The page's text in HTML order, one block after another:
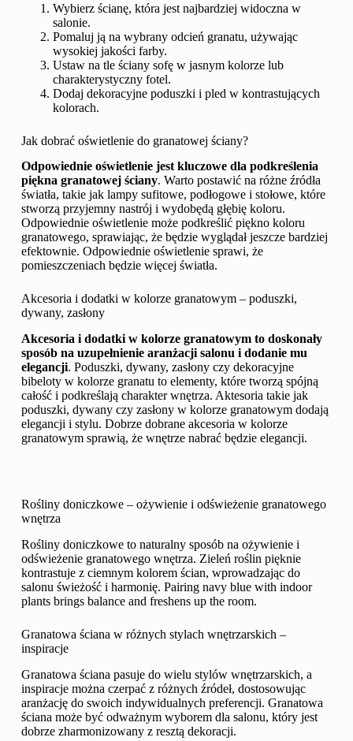
Wybierz ścianę, która jest najbardziej widoczna w
salonie.
Pomaluj ją na wybrany odcień granatu, używając
wysokiej jakości farby.
Ustaw na tle ściany sofę w jasnym kolorze lub
charakterystyczny fotel.
Dodaj dekoracyjne poduszki i pled w kontrastujących
kolorach.
Jak dobrać oświetlenie do granatowej ściany?
Odpowiednie oświetlenie jest kluczowe dla podkreślenia
piękna granatowej ściany. Warto postawić na różne źródła
światła, takie jak lampy sufitowe, podłogowe i stołowe, które
stworzą przyjemny nastrój i wydobędą głębię koloru.
Odpowiednie oświetlenie może podkreślić piękno koloru
granatowego, sprawiając, że będzie wyglądał jeszcze bardziej
efektownie. Odpowiednie oświetlenie sprawi, że
pomieszczeniach będzie więcej światła.
Akcesoria i dodatki w kolorze granatowym – poduszki,
dywany, zasłony
Akcesoria i dodatki w kolorze granatowym to doskonały
sposób na uzupełnienie aranżacji salonu i dodanie mu
elegancji. Poduszki, dywany, zasłony czy dekoracyjne
bibeloty w kolorze granatu to elementy, które tworzą spójną
całość i podkreślają charakter wnętrza. Aktesoria takie jak
poduszki, dywany czy zasłony w kolorze granatowym dodają
elegancji i stylu. Dobrze dobrane akcesoria w kolorze
granatowym sprawią, że wnętrze nabrać będzie elegancji.
Rośliny doniczkowe – ożywienie i odświeżenie granatowego
wnętrza
Rośliny doniczkowe to naturalny sposób na ożywienie i
odświeżenie granatowego wnętrza. Zieleń roślin pięknie
kontrastuje z ciemnym kolorem ścian, wprowadzając do
salonu świeżość i harmonię. Pairing navy blue with indoor